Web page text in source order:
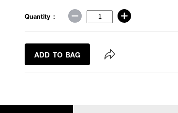
Quantity :
ADD TO BAG